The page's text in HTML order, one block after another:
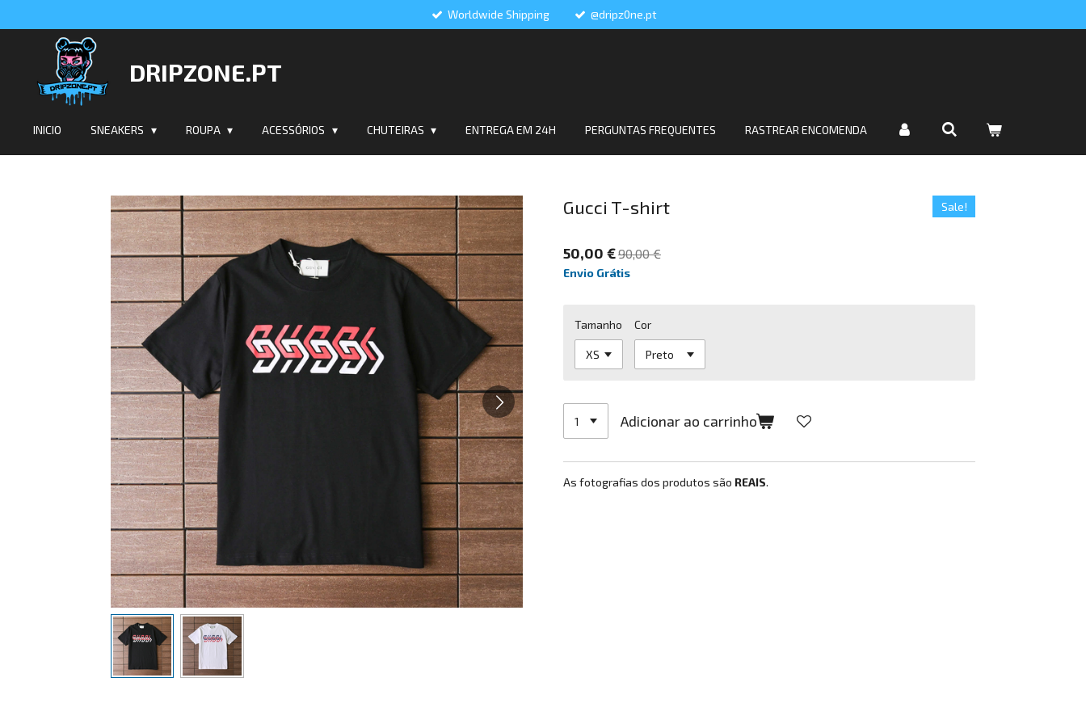
conteúdo
principal
Worldwide Shipping @dripz0ne.pt
DRIPZONE.PT
INICIO SNEAKERS ROUPA ACESSÓRIOS CHUTEIRAS ENTREGA EM 24H PERGUNTAS FREQUENTES RASTREAR ENCOMENDA
Gucci T-shirt Sale!
50,00 €90,00 €
Envio Grátis
Tamanho Cor
Adicionar ao carrinho
As fotografias dos produtos são REAIS.